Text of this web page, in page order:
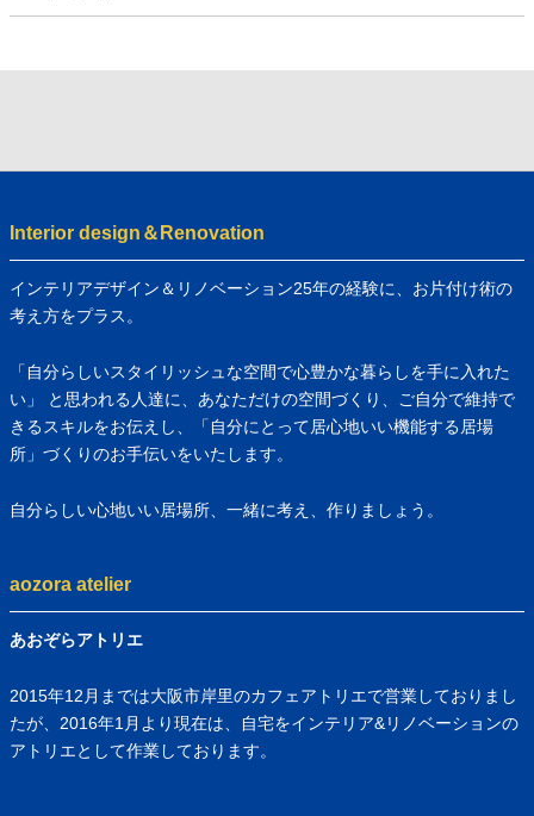
Interior design＆Renovation
インテリアデザイン＆リノベーション25年の経験に、お片付け術の
考え方をプラス。
「自分らしいスタイリッシュな空間で心豊かな暮らしを手に入れた
い」 と思われる人達に、あなただけの空間づくり、ご自分で維持で
きるスキルをお伝えし、「自分にとって居心地いい機能する居場
所」づくりのお手伝いをいたします。
自分らしい心地いい居場所、一緒に考え、作りましょう。
aozora atelier
あおぞらアトリエ
2015年12月までは大阪市岸里のカフェアトリエで営業しておりまし
たが、2016年1月より現在は、自宅をインテリア&リノベーションの
アトリエとして作業しております。